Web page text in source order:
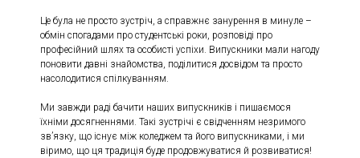
Це була не просто зустріч, а справжнє занурення в минуле –
обмін спогадами про студентські роки, розповіді про
професійний шлях та особисті успіхи. Випускники мали нагоду
поновити давні знайомства, поділитися досвідом та просто
насолодитися спілкуванням.
Ми завжди раді бачити наших випускників і пишаємося
їхніми досягненнями. Такі зустрічі є свідченням незримого
зв’язку, що існує між коледжем та його випускниками, і ми
віримо, що ця традиція буде продовжуватися й розвиватися!